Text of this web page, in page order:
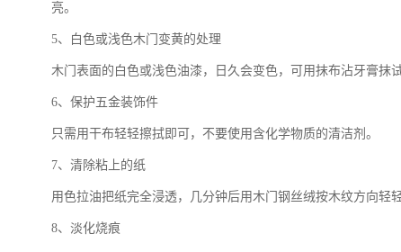
亮。
5、白色或浅色木门变黄的处理
木门表面的白色或浅色油漆，日久会变色，可用抹布沾牙膏抹试
6、保护五金装饰件
只需用干布轻轻擦拭即可，不要使用含化学物质的清洁剂。
7、清除粘上的纸
用色拉油把纸完全浸透，几分钟后用木门钢丝绒按木纹方向轻
8、淡化烧痕